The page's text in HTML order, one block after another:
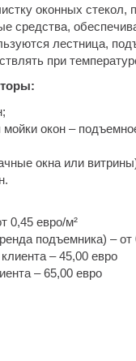
оконных стекол,
средства,
лестница,
при
окон –
окна или
0,45 евро/м²
подъемника) – от
– 45,00 евро
– 65,00 евро